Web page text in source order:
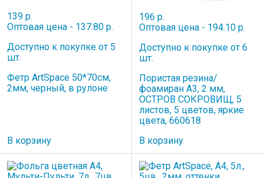
139 р.
Оптовая цена - 137.80 р.
Доступно к покупке от 5
шт.
Фетр ArtSpace 50*70см,
2мм, черный, в рулоне
В корзину
196 р.
Оптовая цена - 194.10 р.
Доступно к покупке от 6
шт.
Пористая резина/
фоамиран А3, 2 мм,
ОСТРОВ СОКРОВИЩ, 5
листов, 5 цветов, яркие
цвета, 660618
В корзину